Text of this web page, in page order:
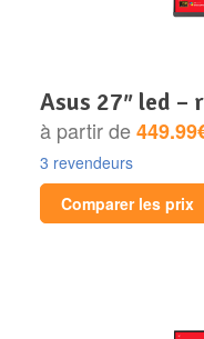
asus 27″ led
à partir de
3 revendeurs
Comparer les prix